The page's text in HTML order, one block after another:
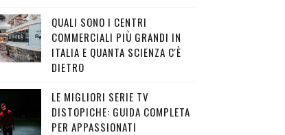
QUALI SONO I CENTRI
COMMERCIALI PIÙ GRANDI IN
ITALIA E QUANTA SCIENZA C'È
DIETRO
LE MIGLIORI SERIE TV
DISTOPICHE: GUIDA COMPLETA
PER APPASSIONATI